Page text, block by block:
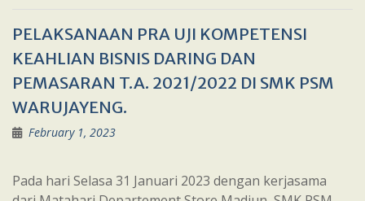
PELAKSANAAN PRA UJI KOMPETENSI
KEAHLIAN BISNIS DARING DAN
PEMASARAN T.A. 2021/2022 DI SMK PSM
WARUJAYENG.
February 1, 2023
Pada hari Selasa 31 Januari 2023 dengan kerjasama